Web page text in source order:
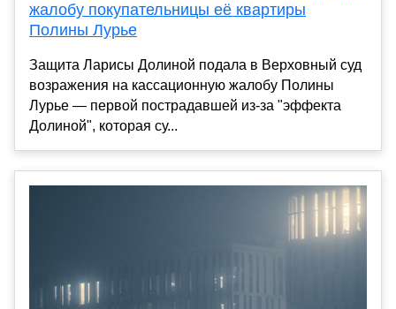
жалобу покупательницы её квартиры
Полины Лурье
Защита Ларисы Долиной подала в Верховный суд
возражения на кассационную жалобу Полины
Лурье — первой пострадавшей из-за "эффекта
Долиной", которая су...